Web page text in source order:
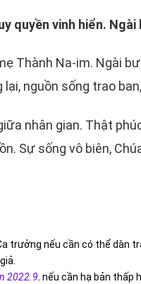
quyền vinh hiển.
Thành Na-im. Ngài
nguồn sống trao
nhân gian. Thật
Sự sống vô biên,
trưởng nếu cần có thể dàn
2022.9, nếu cần hạ bản thấp